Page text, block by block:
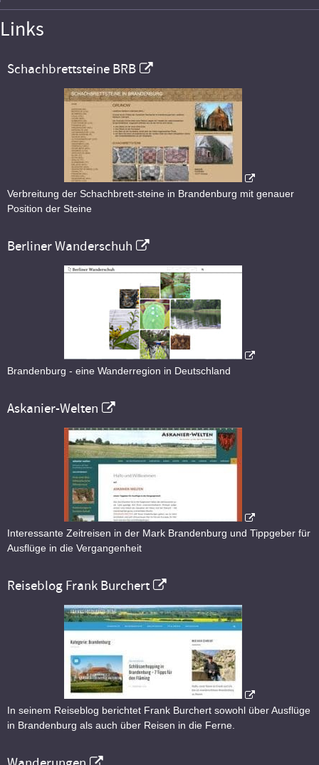
Links
Schachbrettsteine BRB
Verbreitung der Schachbrett-steine in Brandenburg mit genauer
Position der Steine
Berliner Wanderschuh
Brandenburg - eine Wanderregion in Deutschland
Askanier-Welten
Interessante Zeitreisen in der Mark Brandenburg und Tippgeber für
Ausflüge in die Vergangenheit
Reiseblog Frank Burchert
In seinem Reiseblog berichtet Frank Burchert sowohl über Ausflüge
in Brandenburg als auch über Reisen in die Ferne.